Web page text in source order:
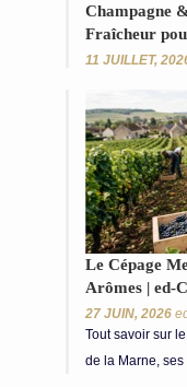
Champagne
Fraîcheur
11 JUILLET,
Le Cépage
Arômes | ed-
27 JUIN, 2026
Tout savoir sur
de la Marne, ses